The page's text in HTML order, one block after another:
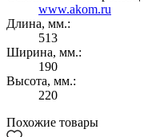
www.akom.ru
Длина, мм.:
513
Ширина, мм.:
190
Высота, мм.:
220
Похожие товары